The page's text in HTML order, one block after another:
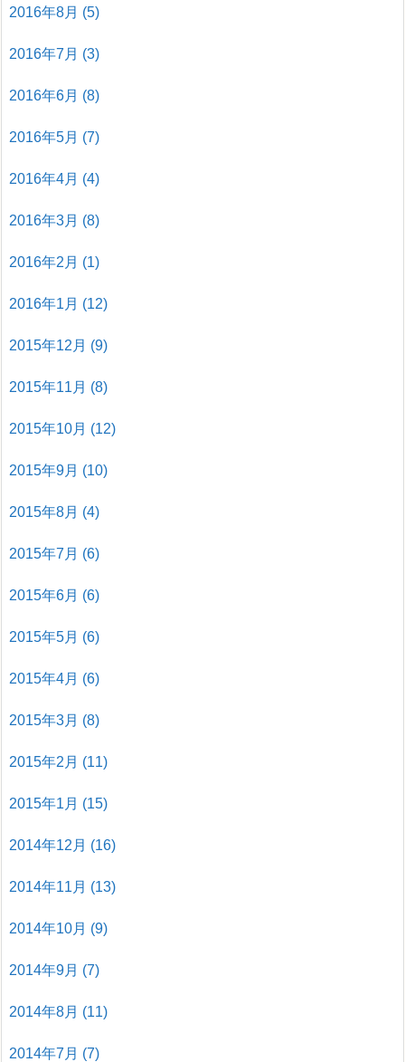
2016年8月 (5)
2016年7月 (3)
2016年6月 (8)
2016年5月 (7)
2016年4月 (4)
2016年3月 (8)
2016年2月 (1)
2016年1月 (12)
2015年12月 (9)
2015年11月 (8)
2015年10月 (12)
2015年9月 (10)
2015年8月 (4)
2015年7月 (6)
2015年6月 (6)
2015年5月 (6)
2015年4月 (6)
2015年3月 (8)
2015年2月 (11)
2015年1月 (15)
2014年12月 (16)
2014年11月 (13)
2014年10月 (9)
2014年9月 (7)
2014年8月 (11)
2014年7月 (7)